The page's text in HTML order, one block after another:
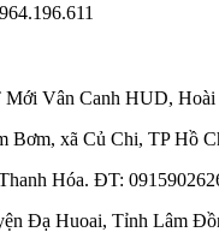
Vân Canh HUD,
Bơm, xã Củ Chi, TP Hồ
Hóa. ĐT:
Đạ Huoai, Tỉnh Lâm